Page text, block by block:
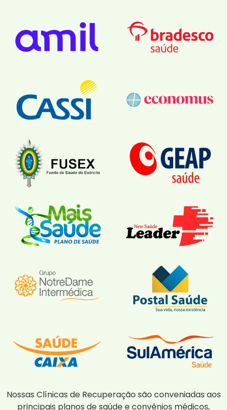
Nossas Clínicas de Recuperação são conveniadas aos
principais planos de saúde e convênios médicos,